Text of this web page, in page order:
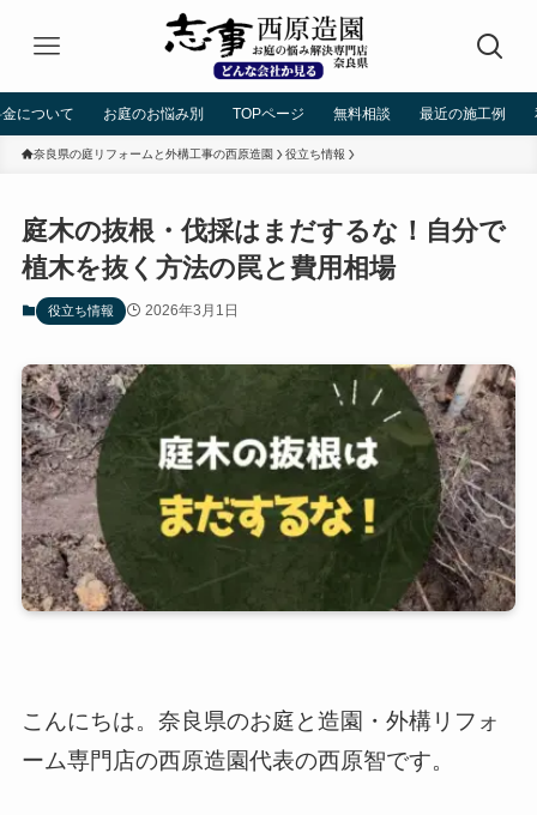
について お庭のお悩み別 TOPページ 無料相談 最近の施工例
奈良県の庭リフォームと外構工事の西原造園 役立ち情報
庭木の抜根・伐採はまだするな！自分で
植木を抜く方法の罠と費用相場
役立ち情報 2026年3月1日
こんにちは。奈良県のお庭と造園・外構リフォ
ーム専門店の西原造園代表の西原智です。